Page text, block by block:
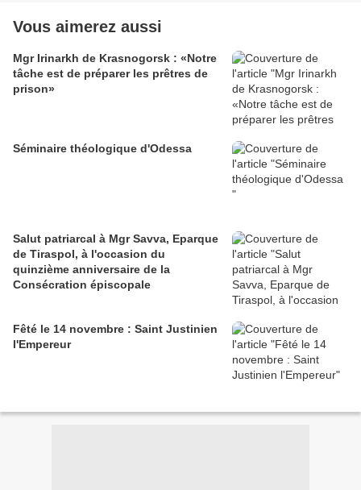
Vous aimerez aussi
Mgr Irinarkh de Krasnogorsk : «Notre
tâche est de préparer les prêtres de
prison»
Séminaire théologique d'Odessa
Salut patriarcal à Mgr Savva, Eparque
de Tiraspol, à l'occasion du
quinzième anniversaire de la
Consécration épiscopale
Fêté le 14 novembre : Saint Justinien
l'Empereur